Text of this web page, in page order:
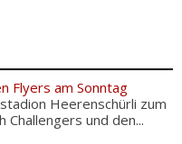
Flyers am Sonntag
Heerenschürli zum
Challengers und den...